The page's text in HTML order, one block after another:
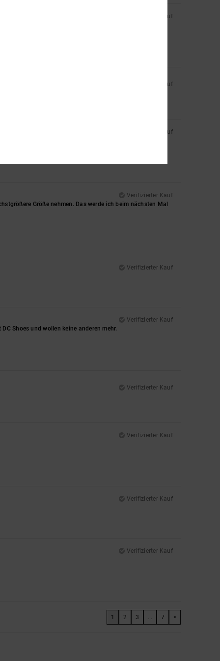
Verifizierter Kauf
Verifizierter Kauf
Verifizierter Kauf
Verifizierter Kauf
Größe nehmen. Das werde ich beim nächsten Mal
Verifizierter Kauf
Verifizierter Kauf
Shoes und wollen keine anderen mehr.
Verifizierter Kauf
Verifizierter Kauf
Verifizierter Kauf
Verifizierter Kauf
1 2 3 ... 7 >